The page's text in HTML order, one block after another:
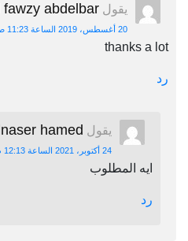
يقول fawzy abdelbar
20 أغسطس، 2019 الساعة 11:23 ص
thanks a lot
رد
يقول hamed
24 أكتوبر، 2021 الساعة 12:13 م
ايه المطلوب
رد